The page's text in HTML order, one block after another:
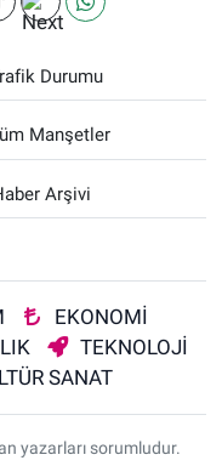
Durumu
Manşetler
Arşivi
EKONOMİ
TEKNOLOJİ
SANAT
yazarları sorumludur.